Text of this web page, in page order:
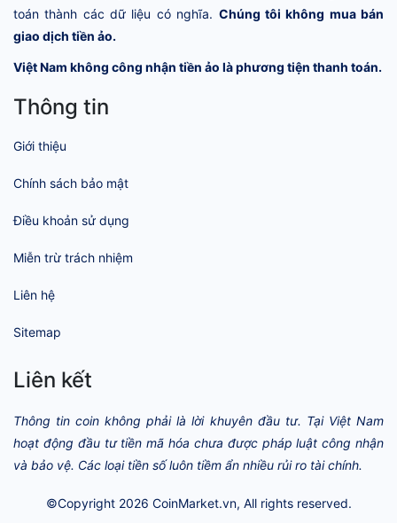
toán thành các dữ liệu có nghĩa. Chúng tôi không mua bán
giao dịch tiền ảo.
Việt Nam không công nhận tiền ảo là phương tiện thanh toán.
Thông tin
Giới thiệu
Chính sách bảo mật
Điều khoản sử dụng
Miễn trừ trách nhiệm
Liên hệ
Sitemap
Liên kết
Thông tin coin không phải là lời khuyên đầu tư. Tại Việt Nam
hoạt động đầu tư tiền mã hóa chưa được pháp luật công nhận
và bảo vệ. Các loại tiền số luôn tiềm ẩn nhiều rủi ro tài chính.
©Copyright 2026 CoinMarket.vn, All rights reserved.